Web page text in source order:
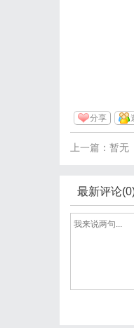
分享
上一篇：暂无
最新评论